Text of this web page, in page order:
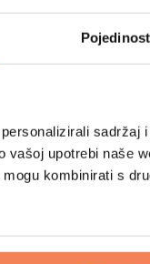
sadržaj
vašoj upotrebi naše
kombinirati s